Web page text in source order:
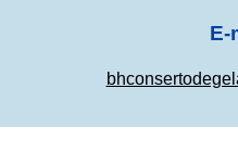
E-